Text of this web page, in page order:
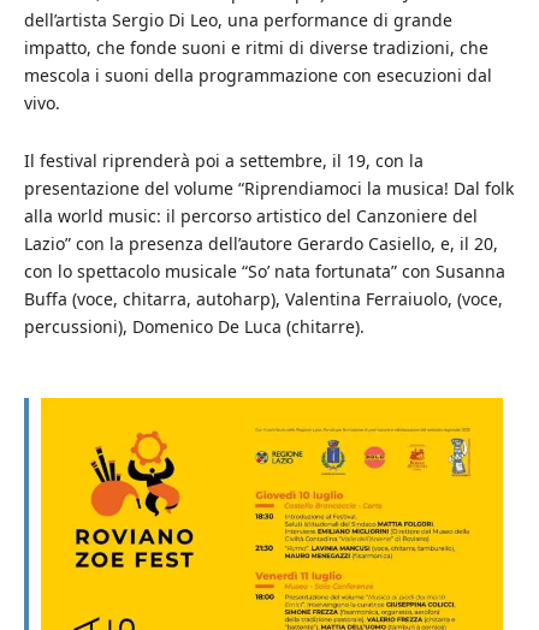
dell’artista Sergio Di Leo, una performance di grande
impatto, che fonde suoni e ritmi di diverse tradizioni, che
mescola i suoni della programmazione con esecuzioni dal
vivo.
Il festival riprenderà poi a settembre, il 19, con la
presentazione del volume “Riprendiamoci la musica! Dal folk
alla world music: il percorso artistico del Canzoniere del
Lazio” con la presenza dell’autore Gerardo Casiello, e, il 20,
con lo spettacolo musicale “So’ nata fortunata” con Susanna
Buffa (voce, chitarra, autoharp), Valentina Ferraiuolo, (voce,
percussioni), Domenico De Luca (chitarre).